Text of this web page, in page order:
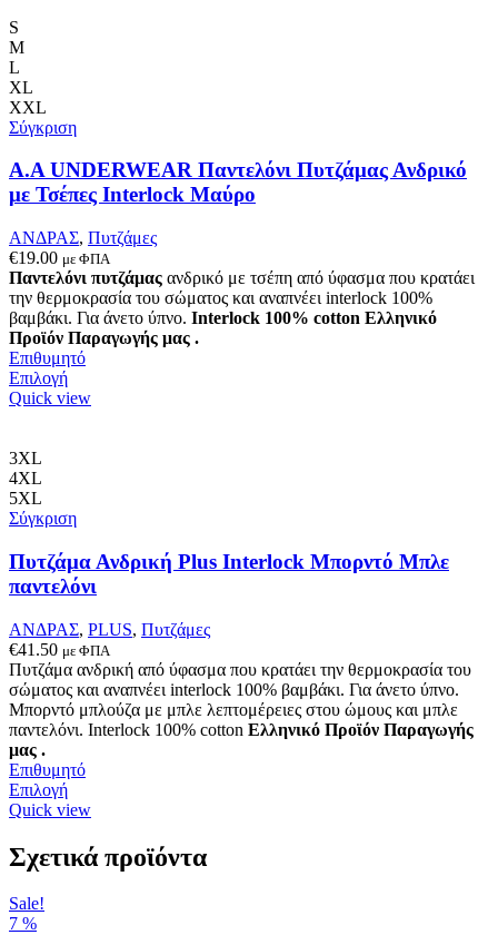
να
στη
σελίδα
του
προϊόντος
S
M
L
XL
XXL
Σύγκριση
A.A UNDERWEAR Παντελόνι Πυτζάμας Ανδρικό
με Τσέπες Interlock Μαύρο
ΑΝΔΡΑΣ, Πυτζάμες
€19.00 με ΦΠΑ
Παντελόνι πυτζάμας ανδρικό με τσέπη από ύφασμα που κρατάει
την θερμοκρασία του σώματος και αναπνέει interlock 100%
βαμβάκι. Για άνετο ύπνο. Interlock 100% cotton Ελληνικό
Προϊόν Παραγωγής μας .
Επιθυμητό
ΕπιλογήΑυτό
το
επιλογές
να
επιλεγούν
στη
του
προϊόντος
Quick view
3XL
4XL
5XL
Σύγκριση
Πυτζάμα Ανδρική Plus Interlock Μπορντό Μπλε
παντελόνι
ΑΝΔΡΑΣ, PLUS, Πυτζάμες
€41.50 με ΦΠΑ
Πυτζάμα ανδρική από ύφασμα που κρατάει την θερμοκρασία του
σώματος και αναπνέει interlock 100% βαμβάκι. Για άνετο ύπνο.
Μπορντό μπλούζα με μπλε λεπτομέρειες στου ώμους και μπλε
παντελόνι. Interlock 100% cotton Ελληνικό Προϊόν Παραγωγής
μας .
Επιθυμητό
ΕπιλογήΑυτό
το
έχει
πολλαπλές
Quick view
Σχετικά προϊόντα
Sale!
7 %